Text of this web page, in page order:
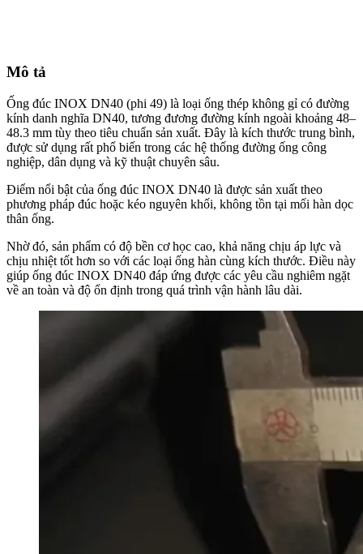
Mô tả
Ống đúc INOX DN40 (phi 49) là loại ống thép không gỉ có đường
kính danh nghĩa DN40, tương đương đường kính ngoài khoảng 48–
48.3 mm tùy theo tiêu chuẩn sản xuất. Đây là kích thước trung bình,
được sử dụng rất phổ biến trong các hệ thống đường ống công
nghiệp, dân dụng và kỹ thuật chuyên sâu.
Điểm nổi bật của ống đúc INOX DN40 là được sản xuất theo
phương pháp đúc hoặc kéo nguyên khối, không tồn tại mối hàn dọc
thân ống.
Nhờ đó, sản phẩm có độ bền cơ học cao, khả năng chịu áp lực và
chịu nhiệt tốt hơn so với các loại ống hàn cùng kích thước. Điều này
giúp ống đúc INOX DN40 đáp ứng được các yêu cầu nghiêm ngặt
về an toàn và độ ổn định trong quá trình vận hành lâu dài.